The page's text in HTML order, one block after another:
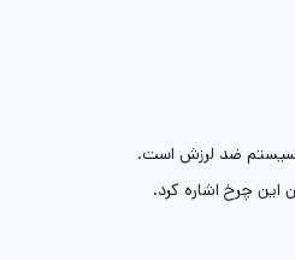
چرخ اشاره کرد.